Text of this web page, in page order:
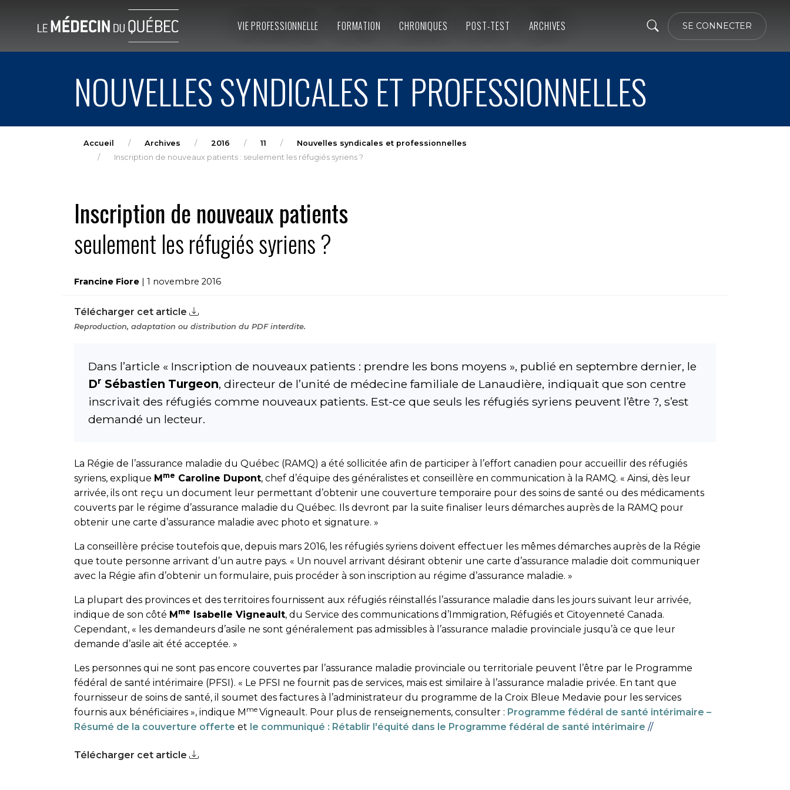
SE CONNECTER
VIE PROFESSIONNELLE FORMATION CHRONIQUES POST-TEST ARCHIVES
NOUVELLES SYNDICALES ET PROFESSIONNELLES
Accueil Archives 2016 11
Nouvelles syndicales et professionnelles
Inscription de nouveaux patients : seulement les réfugiés syriens ?
Inscription de nouveaux patients
seulement les réfugiés syriens ?
Francine Fiore | 1 novembre 2016
Télécharger cet article
Reproduction, adaptation ou distribution du PDF interdite.
Dans l’article « Inscription de nouveaux patients : prendre les bons moyens », publié en septembre dernier, le
Dr Sébastien Turgeon, directeur de l’unité de médecine familiale de Lanaudière, indiquait que son centre
inscrivait des réfugiés comme nouveaux patients. Est-ce que seuls les réfugiés syriens peuvent l’être ?, s’est
demandé un lecteur.
La Régie de l’assurance maladie du Québec (RAMQ) a été sol­li­citée afin de participer à l’effort canadien pour accueillir des réfugiés
syriens, explique Mme Caroline Dupont, chef d’équipe des généralistes et conseillère en communication à la RAMQ. « Ainsi, dès leur
arrivée, ils ont reçu un document leur permet­tant d’obtenir une couverture temporaire pour des soins de santé ou des médicaments
couverts par le régime d’assurance ma­ladie du Québec. Ils devront par la suite finaliser leurs démarches auprès de la RAMQ pour
obtenir une carte d’assurance maladie avec photo et signature. »
La conseillère précise toutefois que, depuis mars 2016, les réfugiés syriens doivent effectuer les mêmes démarches auprès de la Régie
que toute personne arrivant d’un autre pays. « Un nouvel arrivant désirant obtenir une carte d’assurance maladie doit communiquer
avec la Régie afin d’obtenir un formulaire, puis procéder à son inscription au régime d’assurance maladie. »
La plupart des provinces et des territoires fournissent aux réfugiés réinstallés l’assurance maladie dans les jours suivant leur arrivée,
indique de son côté Mme Isabelle Vigneault, du Service des communications d’Immigration, Réfugiés et Citoyenneté Canada.
Cependant, « les demandeurs d’asile ne sont généralement pas admissibles à l’assurance maladie provinciale jusqu’à ce que leur
demande d’asile ait été acceptée. »
Les personnes qui ne sont pas encore couvertes par l’assurance maladie provinciale ou territoriale peuvent l’être par le Pro­gramme
fédéral de santé intérimaire (PFSI). « Le PFSI ne fournit pas de services, mais est similaire à l’assurance maladie privée. En tant que
fournisseur de soins de santé, il soumet des factures à l’administrateur du programme de la Croix Bleue Medavie pour les services
fournis aux bénéficiaires », indique M me Vigneault. Pour plus de renseignements, consulter : Programme fédéral de santé intérimaire –
Résumé de la couverture offerte et le communiqué : Rétablir l'équité dans le Programme fédéral de santé intérimaire //
Télécharger cet article